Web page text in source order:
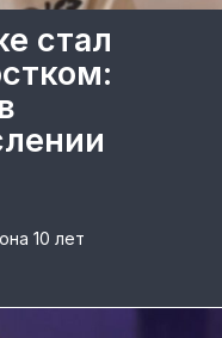
стал
10 лет